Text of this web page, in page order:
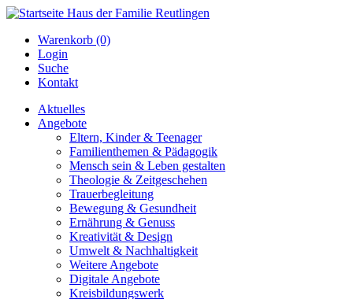
Warenkorb (0)
Login
Suche
Kontakt
Aktuelles
Angebote
Eltern, Kinder & Teenager
Familienthemen & Pädagogik
Mensch sein & Leben gestalten
Theologie & Zeitgeschehen
Trauerbegleitung
Bewegung & Gesundheit
Ernährung & Genuss
Kreativität & Design
Umwelt & Nachhaltigkeit
Weitere Angebote
Digitale Angebote
Kreisbildungswerk